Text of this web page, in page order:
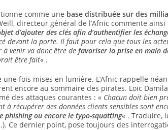
comme une base distribuée sur des
directeur général de l’Afnic commente ainsi
d’ajouter des clés afin d’authentifier les
devant la porte. Il faut pour cela que tous les
à venir va donc être de favoriser la prise en main
être fait« .
fois mises en lumière. L’Afnic rappelle
encore au sommaire des pirates. Loïc
des attaques courantes : « Chacun doit bien
à récupérer des données clients sensibles sont
phishing ou encore le typo-squatting« . Traduire,
Ce dernier point, pose toujours des